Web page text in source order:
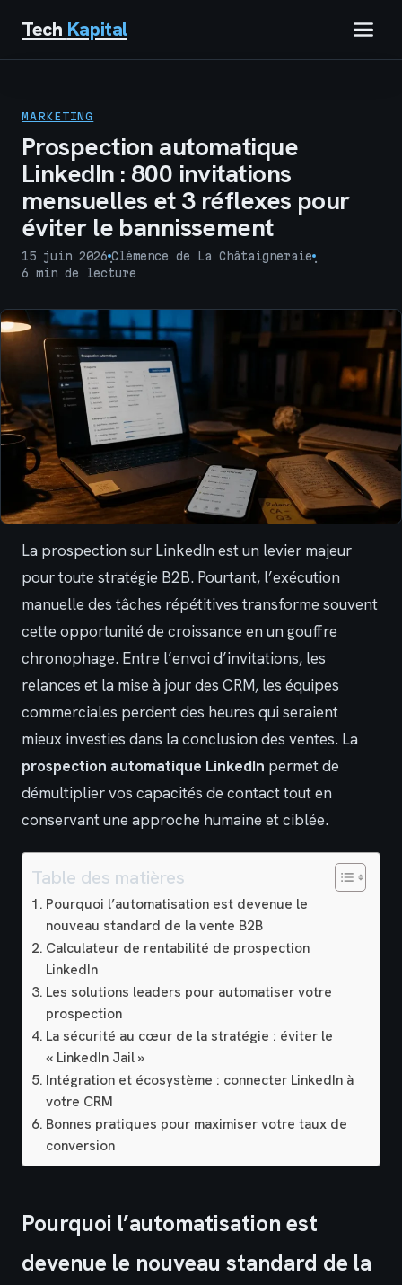
Tech Kapital
BUSINESS
MARKETING
TECH
MARKETING
Prospection automatique
LinkedIn : 800 invitations
mensuelles et 3 réflexes pour
éviter le bannissement
15 juin 2026
·
Clémence de La Châtaigneraie
·
6 min de lecture
La prospection sur LinkedIn est un levier majeur
pour toute stratégie B2B. Pourtant, l’exécution
manuelle des tâches répétitives transforme souvent
cette opportunité de croissance en un gouffre
chronophage. Entre l’envoi d’invitations, les
relances et la mise à jour des CRM, les équipes
commerciales perdent des heures qui seraient
mieux investies dans la conclusion des ventes. La
prospection automatique LinkedIn permet de
démultiplier vos capacités de contact tout en
conservant une approche humaine et ciblée.
Table des matières
Pourquoi l’automatisation est devenue le
nouveau standard de la vente B2B
Calculateur de rentabilité de prospection
LinkedIn
Les solutions leaders pour automatiser votre
prospection
La sécurité au cœur de la stratégie : éviter le
« LinkedIn Jail »
Intégration et écosystème : connecter LinkedIn à
votre CRM
Bonnes pratiques pour maximiser votre taux de
conversion
Pourquoi l’automatisation est
devenue le nouveau standard de la